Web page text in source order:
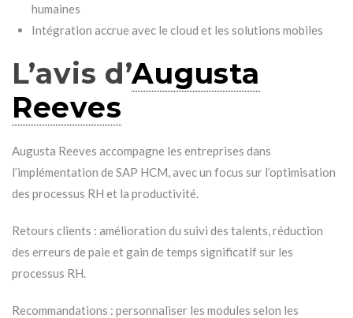
humaines
Intégration accrue avec le cloud et les solutions mobiles
L’avis d’Augusta
Reeves
Augusta Reeves accompagne les entreprises dans
l’implémentation de SAP HCM, avec un focus sur l’optimisation
des processus RH et la productivité.
Retours clients : amélioration du suivi des talents, réduction
des erreurs de paie et gain de temps significatif sur les
processus RH.
Recommandations : personnaliser les modules selon les